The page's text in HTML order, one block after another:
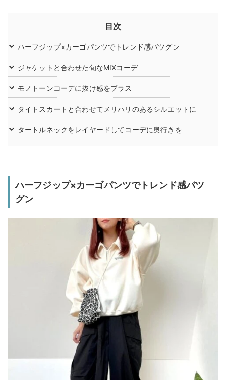
目次
ハーフジップ×カーゴパンツでトレンド感バツグン
ジャケットと合わせた旬なMIXコーデ
モノトーンコーデに抜け感をプラス
タイトスカートと合わせてメリハリのあるシルエットに
タートルネックをレイヤードしてコーデに奥行きを
ハーフジップ×カーゴパンツでトレンド感バツ
グン